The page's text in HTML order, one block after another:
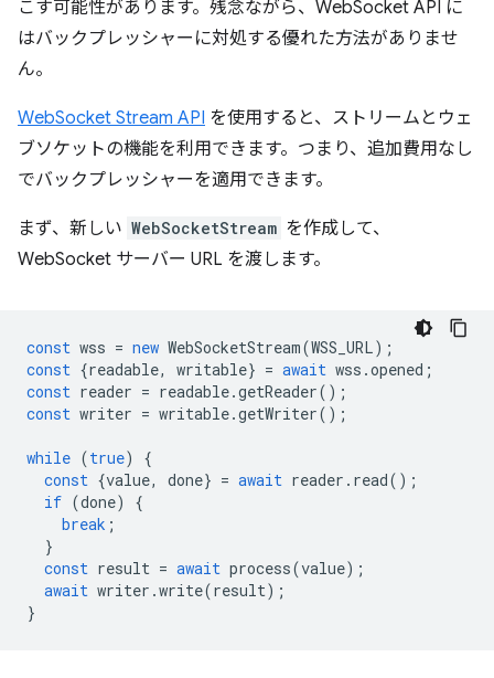
こす可能性があります。残念ながら、WebSocket API に
はバックプレッシャーに対処する優れた方法がありませ
ん。
WebSocket Stream API を使用すると、ストリームとウェ
ブソケットの機能を利用できます。つまり、追加費用なし
でバックプレッシャーを適用できます。
まず、新しい WebSocketStream を作成して、
WebSocket サーバー URL を渡します。
const wss = new WebSocketStream(WSS_URL);
const {readable, writable} = await wss .opened ;
const reader = readable.getReader();
const writer = writable.getWriter();
while (true)
{
const {value, done} = await reader . read();
if (done)
{
break ;
}
const result = await process(value);
await writer .write(result);
}